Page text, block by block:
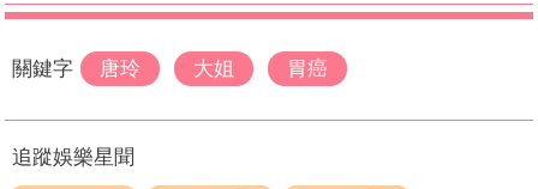
關鍵字 唐玲 大姐 胃癌
追蹤娛樂星聞